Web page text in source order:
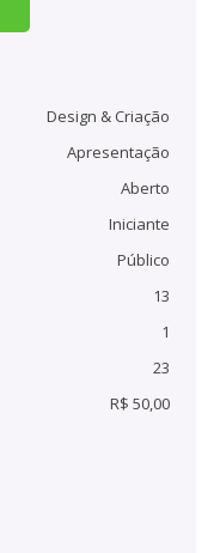
Design & Criação
Apresentação
Aberto
Iniciante
Público
13
1
23
R$ 50,00